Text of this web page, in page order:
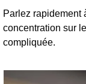
Parlez rapidement
concentration sur
compliquée.